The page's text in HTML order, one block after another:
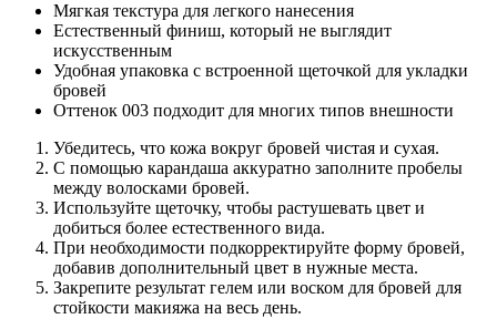
Мягкая текстура для легкого нанесения
Естественный финиш, который не выглядит
искусственным
Удобная упаковка с встроенной щеточкой для укладки
бровей
Оттенок 003 подходит для многих типов внешности
Убедитесь, что кожа вокруг бровей чистая и сухая.
С помощью карандаша аккуратно заполните пробелы
между волосками бровей.
Используйте щеточку, чтобы растушевать цвет и
добиться более естественного вида.
При необходимости подкорректируйте форму бровей,
добавив дополнительный цвет в нужные места.
Закрепите результат гелем или воском для бровей для
стойкости макияжа на весь день.